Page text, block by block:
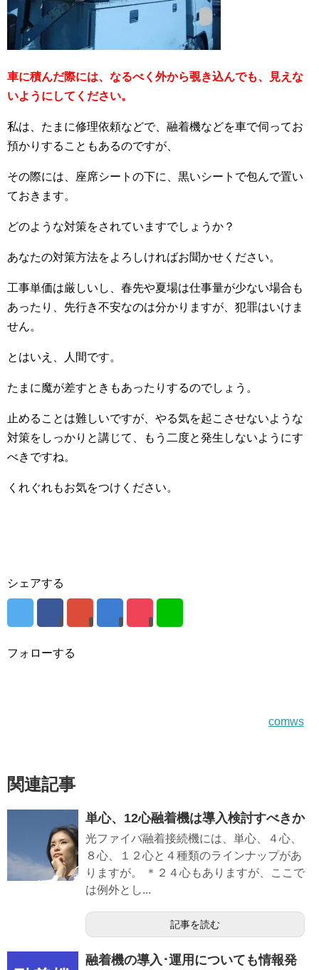
車に積んだ際には、なるべく外から覗き込んでも、見えな
いようにしてください。
私は、たまに修理依頼などで、融着機などを車で伺ってお
預かりすることもあるのですが、
その際には、座席シートの下に、黒いシートで包んで置い
ておきます。
どのような対策をされていますでしょうか？
あなたの対策方法をよろしければお聞かせください。
工事単価は厳しいし、春先や夏場は仕事量が少ない場合も
あったり、先行き不安なのは分かりますが、犯罪はいけま
せん。
とはいえ、人間です。
たまに魔が差すときもあったりするのでしょう。
止めることは難しいですが、やる気を起こさせないような
対策をしっかりと講じて、もう二度と発生しないようにす
べきですね。
くれぐれもお気をつけください。
シェアする
フォローする
comws
関連記事
単心、12心融着機は導入検討すべきか
光ファイバ融着接続機には、単心、４心、
８心、１２心と４種類のラインナップがあ
りますが。 ＊２４心もありますが、ここで
は例外とし...
記事を読む
融着機の導入･運用についても情報発